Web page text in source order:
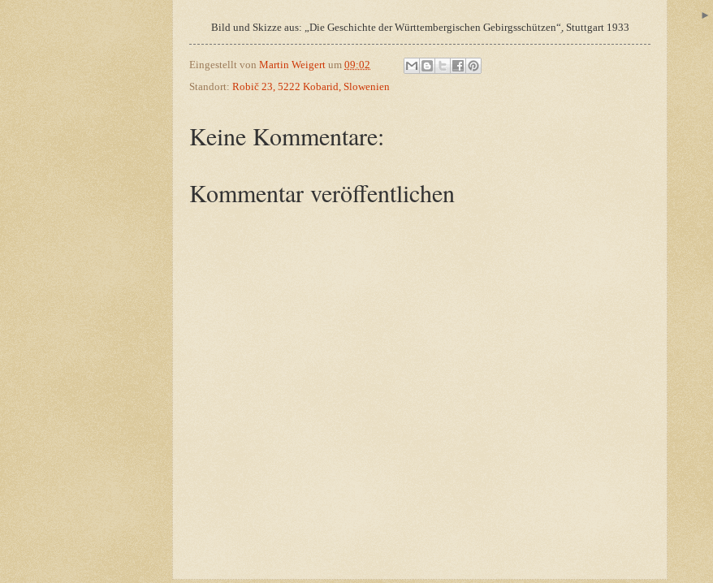
Bild und Skizze aus: „Die Geschichte der Württembergischen Gebirgsschützen“ׅ, Stuttgart 1933
Eingestellt von Martin Weigert um 09:02
Standort: Robič 23, 5222 Kobarid, Slowenien
Keine Kommentare:
Kommentar veröffentlichen
►